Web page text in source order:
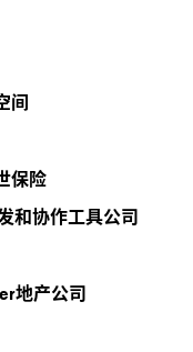
间
保险
和协作工具公司
地产公司